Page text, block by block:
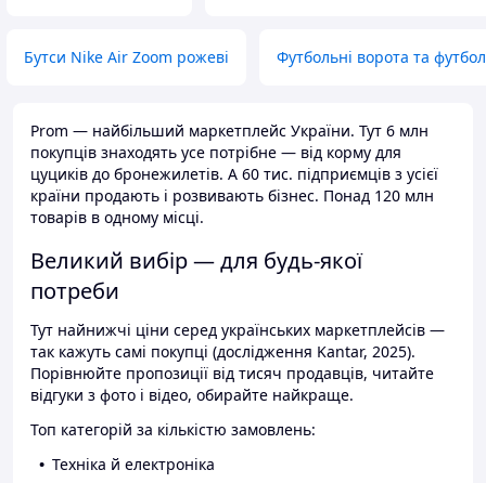
Бутси Nike Air Zoom рожеві Футбольні ворота та
Prom — найбільший маркетплейс України. Тут 6 млн
покупців знаходять усе потрібне — від корму для
цуциків до бронежилетів. А 60 тис. підприємців з усієї
країни продають і розвивають бізнес. Понад 120 млн
товарів в одному місці.
Великий вибір — для будь-якої
потреби
Тут найнижчі ціни серед українських маркетплейсів —
так кажуть самі покупці (дослідження Kantar, 2025).
Порівнюйте пропозиції від тисяч продавців, читайте
відгуки з фото і відео, обирайте найкраще.
Топ категорій за кількістю замовлень:
Техніка й електроніка